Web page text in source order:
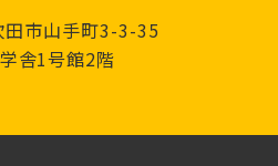
市山手町3-3-35
舎1号館2階